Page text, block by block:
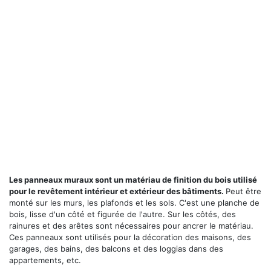
Les panneaux muraux sont un matériau de finition du bois utilisé
pour le revêtement intérieur et extérieur des bâtiments. Peut être
monté sur les murs, les plafonds et les sols. C'est une planche de
bois, lisse d'un côté et figurée de l'autre. Sur les côtés, des
rainures et des arêtes sont nécessaires pour ancrer le matériau.
Ces panneaux sont utilisés pour la décoration des maisons, des
garages, des bains, des balcons et des loggias dans des
appartements, etc.